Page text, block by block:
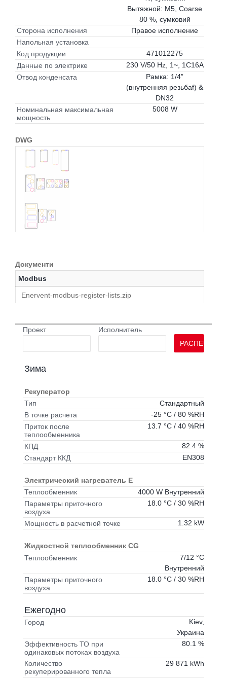
Вытяжной: M5, Coarse
80 %, сумковий
Сторона исполнения
Правое исполнение
Напольная установка
Код продукции
471012275
Данные по электрике
230 V/50 Hz, 1~, 1C16A
Отвод конденсата
Рамка: 1/4”
(внутренняя резьбаf) &
DN32
Номинальная максимальная
мощность
5008 W
DWG
Документи
Modbus
Enervent-modbus-register-lists.zip
Проект
Исполнитель
Зима
Рекуператор
Тип
Стандартный
В точке расчета
-25 °C / 80 %RH
Приток после
теплообменника
13.7 °C / 40 %RH
КПД
82.4 %
Стандарт ККД
EN308
Электрический нагреватель E
Теплообменник
4000 W Внутренний
Параметры приточного
воздуха
18.0 °C / 30 %RH
Мощность в расчетной точке 1.32 kW
Жидкостной теплообменник CG
Теплообменник
7/12 °C
Внутренний
Параметры приточного
воздуха
18.0 °C / 30 %RH
Ежегодно
Город
Kiev,
Украина
Эффективность ТО при
одинаковых потоках воздуха
80.1 %
Количество
рекуперированного тепла
29 871 kWh